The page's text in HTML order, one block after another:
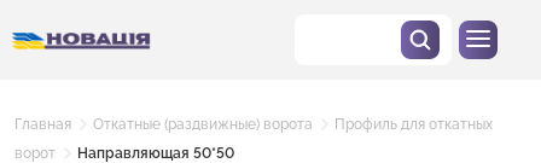
Главная Откатные (раздвижные) ворота
Профиль для откатных
ворот
Направляющая 50*50